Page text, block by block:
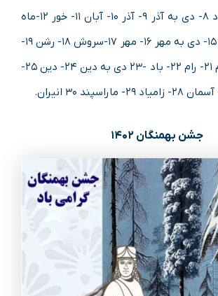
۶- خرداد ۷- امرداد ۸- دی به آذر ۹- آذر ۱۰- آبان ۱۱- خور ۱۲-ماه
۱۳- تیر ۱۴- گوش ۱۵- دی به مهر ۱۶- مهر ۱۷-سروش ۱۸- رشن ۱۹-
فروردین ۲۰- بهرام ۲۱- رام ۲۲- باد -۲۳ دی به دین ۲۴- دین ۲۵-
جشن بهمنگان ۱۴۰۲